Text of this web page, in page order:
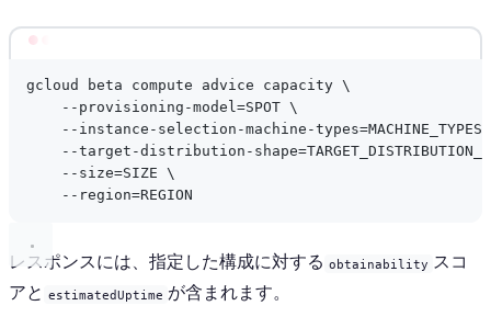
gcloud beta compute advice capacity \
--provisioning-model=SPOT \
--instance-selection-machine-types=MACHINE_TYPES
--target-distribution-
--size=SIZE \
--region=REGION
レスポンスには、指定した構成に対する obtainability スコ
アと estimatedUptime が含まれます。